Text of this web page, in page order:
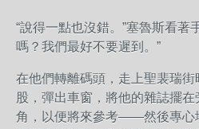
“說得一點也沒錯。”塞魯斯看著
嗎？我們最好不要遲到。”
在他們轉離碼頭，走上聖裴瑞
股，彈出車窗，將他的雜誌擺
角，以便將來參考——然後專心